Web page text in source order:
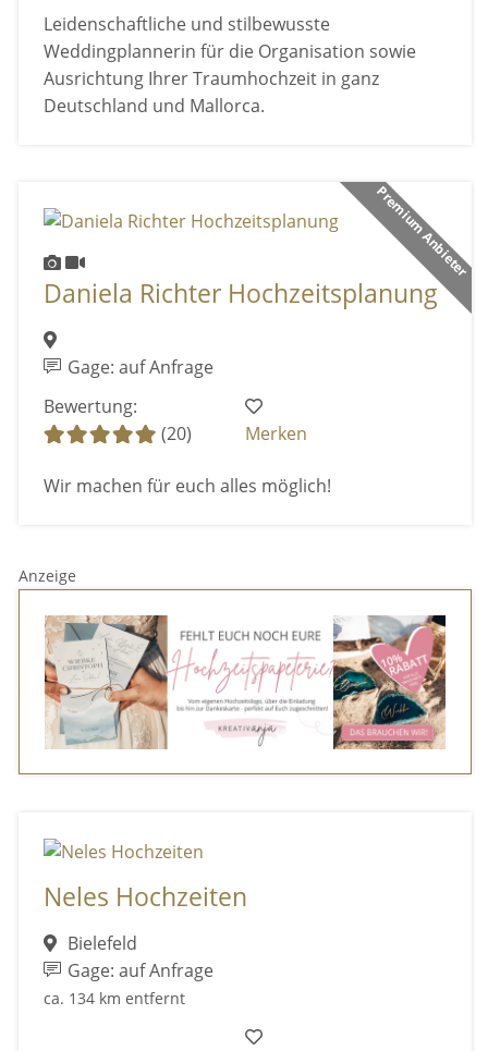
Leidenschaftliche und stilbewusste
Weddingplannerin für die Organisation sowie
Ausrichtung Ihrer Traumhochzeit in ganz
Deutschland und Mallorca.
Premium Anbieter
Daniela Richter Hochzeitsplanung
Gage: auf Anfrage
Bewertung:
(20)
Merken
Wir machen für euch alles möglich!
Anzeige
Neles Hochzeiten
Bielefeld
Gage: auf Anfrage
ca. 134 km entfernt